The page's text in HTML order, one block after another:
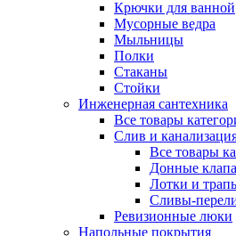
Крючки для ванной
Мусорные ведра
Мыльницы
Полки
Стаканы
Стойки
Инженерная сантехника
Все товары
Слив и
Все товары
Донные
Лотки и
Сливы-
Ревизионные люки
Напольные покрытия